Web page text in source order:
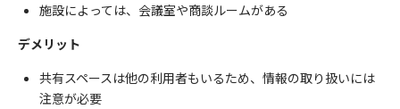
施設によっては、会議室や商談ルームがある
デメリット
共有スペースは他の利用者もいるため、情報の取り扱いには
注意が必要